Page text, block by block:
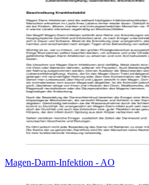
Magen-Darm-Infektion - AO